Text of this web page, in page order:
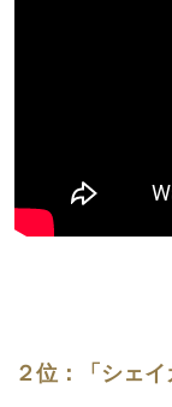
２位：「シェ